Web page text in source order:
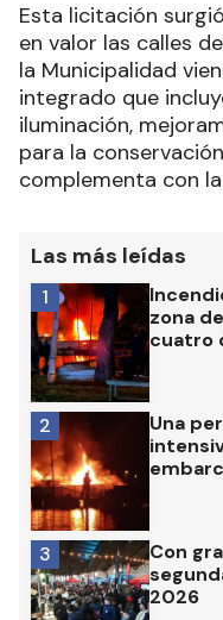
Esta licitación
en valor las calles
la Municipalidad
integrado que
iluminación,
para la
complementa con
Las más leídas
zona
cuatro
1
Una
2
Con
2026
3